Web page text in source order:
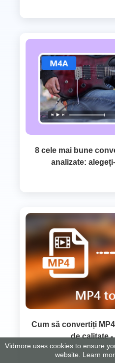
8 cele mai bune
analizate:
Cum să convertiți
de calitate
Vidmore uses cookies to ensure
website. Learn